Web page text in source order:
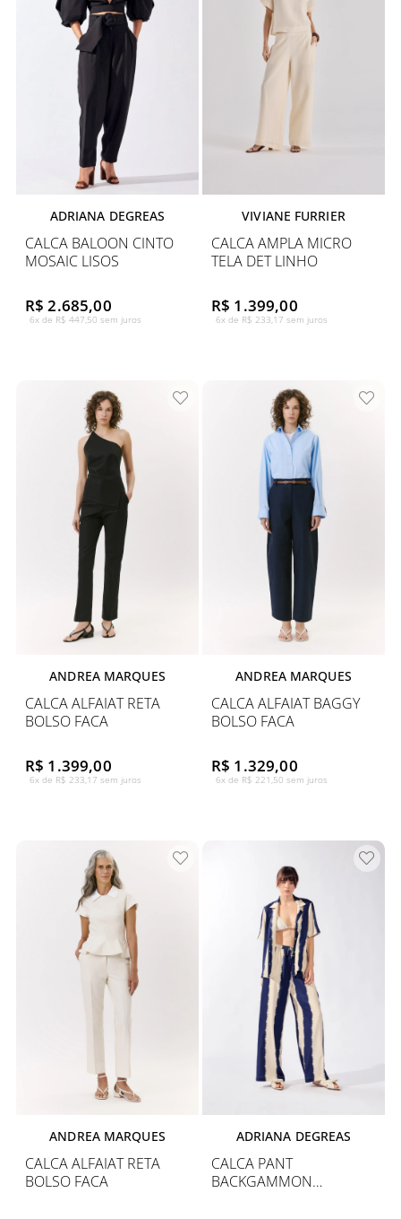
ADRIANA DEGREAS
CALCA BALOON CINTO
MOSAIC LISOS
R$ 2.685,00
6x de R$ 447,50 sem juros
VIVIANE FURRIER
CALCA AMPLA MICRO
TELA DET LINHO
R$ 1.399,00
6x de R$ 233,17 sem juros
ANDREA MARQUES
CALCA ALFAIAT RETA
BOLSO FACA
R$ 1.399,00
6x de R$ 233,17 sem juros
ANDREA MARQUES
CALCA ALFAIAT BAGGY
BOLSO FACA
R$ 1.329,00
6x de R$ 221,50 sem juros
ANDREA MARQUES
CALCA ALFAIAT RETA
BOLSO FACA
ADRIANA DEGREAS
CALCA PANT
BACKGAMMON